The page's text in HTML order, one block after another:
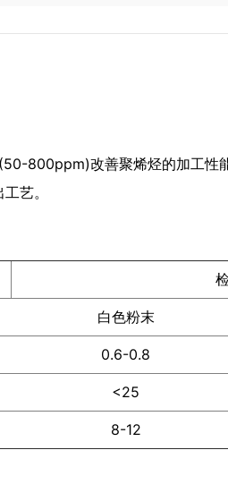
800ppm)改善聚烯烃的加工性
艺。
白色粉末
0.6-0.8
<25
8-12